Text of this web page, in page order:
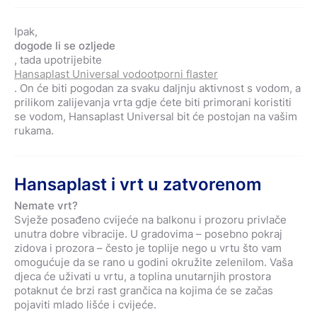
Ipak,
dogode li se ozljede
, tada upotrijebite
Hansaplast Universal vodootporni flaster
. On će biti pogodan za svaku daljnju aktivnost s vodom, a
prilikom zalijevanja vrta gdje ćete biti primorani koristiti
se vodom, Hansaplast Universal bit će postojan na vašim
rukama.
Hansaplast i vrt u zatvorenom
Nemate vrt?
Svježe posađeno cvijeće na balkonu i prozoru privlače
unutra dobre vibracije. U gradovima – posebno pokraj
zidova i prozora – često je toplije nego u vrtu što vam
omogućuje da se rano u godini okružite zelenilom. Vaša
djeca će uživati u vrtu, a toplina unutarnjih prostora
potaknut će brzi rast grančica na kojima će se začas
pojaviti mlado lišće i cvijeće.